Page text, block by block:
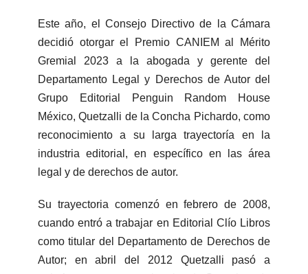
Este año, el Consejo Directivo de la Cámara
decidió otorgar el Premio CANIEM al Mérito
Gremial 2023 a la abogada y gerente del
Departamento Legal y Derechos de Autor del
Grupo Editorial Penguin Random House
México, Quetzalli de la Concha Pichardo, como
reconocimiento a su larga trayectoría en la
industria editorial, en específico en las área
legal y de derechos de autor.
Su trayectoria comenzó en febrero de 2008,
cuando entró a trabajar en Editorial Clío Libros
como titular del Departamento de Derechos de
Autor; en abril del 2012 Quetzalli pasó a